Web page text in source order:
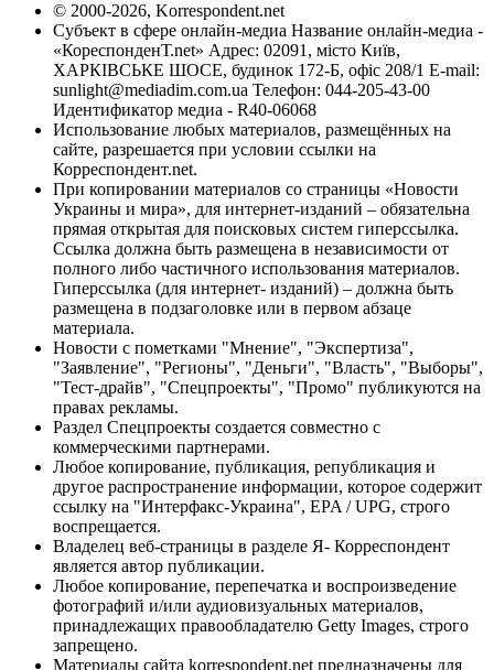
© 2000-2026, Korrespondent.net
Субъект в сфере онлайн-медиа Название онлайн-медиа -
«КореспонденТ.net» Адрес: 02091, місто Київ,
ХАРКІВСЬКЕ ШОСЕ, будинок 172-Б, офіс 208/1 E-mail:
sunlight@mediadim.com.ua Телефон: 044-205-43-00
Идентификатор медиа - R40-06068
Использование любых материалов, размещённых на
сайте, разрешается при условии ссылки на
Корреспондент.net.
При копировании материалов со страницы «Новости
Украины и мира», для интернет-изданий – обязательна
прямая открытая для поисковых систем гиперссылка.
Ссылка должна быть размещена в независимости от
полного либо частичного использования материалов.
Гиперссылка (для интернет- изданий) – должна быть
размещена в подзаголовке или в первом абзаце
материала.
Новости с пометками "Мнение", "Экспертиза",
"Заявление", "Регионы", "Деньги", "Власть", "Выборы",
"Тест-драйв", "Спецпроекты", "Промо" публикуются на
правах рекламы.
Раздел Спецпроекты создается совместно с
коммерческими партнерами.
Любое копирование, публикация, републикация и
другое распространение информации, которое содержит
ссылку на "Интерфакс-Украина", EPA / UPG, строго
воспрещается.
Владелец веб-страницы в разделе Я- Корреспондент
является автор публикации.
Любое копирование, перепечатка и воспроизведение
фотографий и/или аудиовизуальных материалов,
принадлежащих правообладателю Getty Images, строго
запрещено.
Материалы сайта korrespondent.net предназначены для